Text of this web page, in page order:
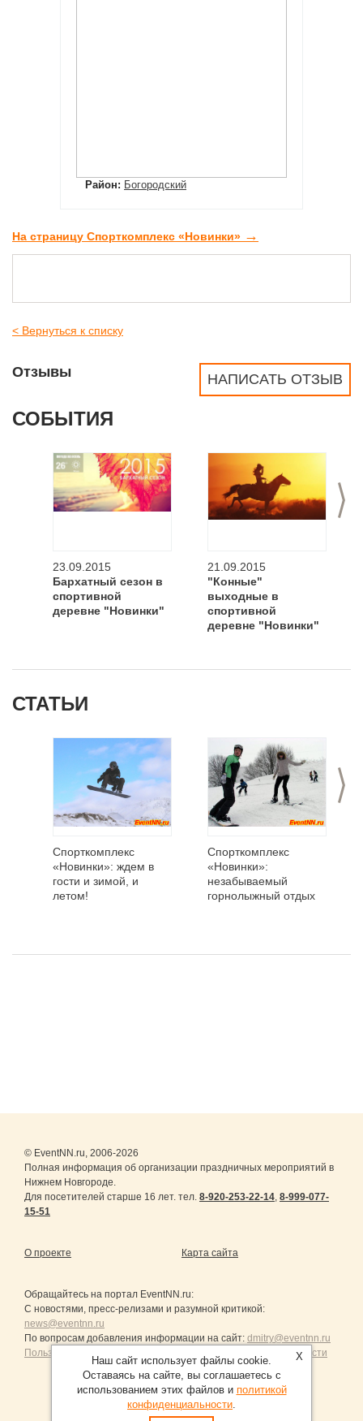
Район: Богородский
На страницу Спорткомплекс «Новинки» →
< Вернуться к списку
НАПИСАТЬ ОТЗЫВ
Отзывы
СОБЫТИЯ
>
23.09.2015
Бархатный сезон в
спортивной
деревне "Новинки"
21.09.2015
"Конные"
выходные в
спортивной
деревне "Новинки"
СТАТЬИ
>
Спорткомплекс
«Новинки»: ждем в
гости и зимой, и
летом!
Спорткомплекс
«Новинки»:
незабываемый
горнолыжный отдых
© EventNN.ru, 2006-2026
Полная информация об организации праздничных мероприятий в
Нижнем Новгороде.
Для посетителей старше 16 лет. тел. 8-920-253-22-14, 8-999-077-
15-51
О проекте Карта сайта
Обращайтесь на портал EventNN.ru:
С новостями, пресс-релизами и разумной критикой:
news@eventnn.ru
По вопросам добавления информации на сайт: dmitry@eventnn.ru
Пользовательское Соглашение и политика конфиденциальности
X
Наш сайт использует файлы cookie.
Оставаясь на сайте, вы соглашаетесь с
использованием этих файлов и политикой
конфиденциальности.